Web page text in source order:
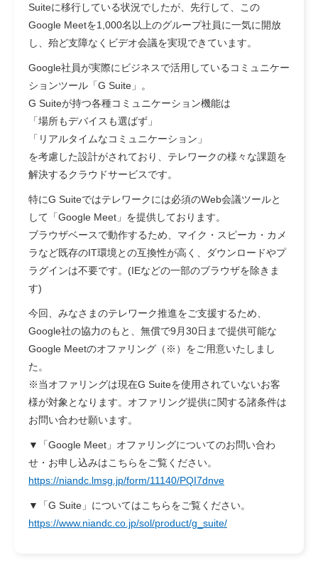
Suiteに移行している状況でしたが、先行して、この
Google Meetを1,000名以上のグループ社員に一気に開放
し、殆ど支障なくビデオ会議を実現できています。
Google社員が実際にビジネスで活用しているコミュニケー
ションツール「G Suite」。
G Suiteが持つ各種コミュニケーション機能は
「場所もデバイスも選ばず」
「リアルタイムなコミュニケーション」
を考慮した設計がされており、テレワークの様々な課題を
解決するクラウドサービスです。
特にG Suiteではテレワークには必須のWeb会議ツールと
して「Google Meet」を提供しております。
ブラウザベースで動作するため、マイク・スピーカ・カメ
ラなど既存のIT環境との互換性が高く、ダウンロードやプ
ラグインは不要です。(IEなどの一部のブラウザを除きま
す)
今回、みなさまのテレワーク推進をご支援するため、
Google社の協力のもと、無償で9月30日まで提供可能な
Google Meetのオファリング（※）をご用意いたしまし
た。
※当オファリングは現在G Suiteを使用されていないお客
様が対象となります。オファリング提供に関する諸条件は
お問い合わせ願います。
▼「Google Meet」オファリングについてのお問い合わ
せ・お申し込みはこちらをご覧ください。
https://niandc.lmsg.jp/form/11140/PQI7dnve
▼「G Suite」についてはこちらをご覧ください。
https://www.niandc.co.jp/sol/product/g_suite/